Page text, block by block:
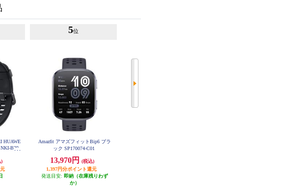
HUAWE
B29-
)
5位
Amazfit アマズフィットBip6 ブラ
ック SP170074-C01
13,970円
(税込)
1,397円分ポイント還元
発送目安: 即納（在庫残りわず
か）